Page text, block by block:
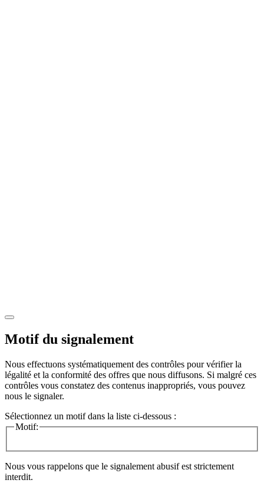
Motif du signalement
Nous effectuons systématiquement des contrôles pour vérifier la
légalité et la conformité des offres que nous diffusons. Si malgré ces
contrôles vous constatez des contenus inappropriés, vous pouvez
nous le signaler.
Sélectionnez un motif dans la liste ci-dessous :
Motif:
Nous vous rappelons que le signalement abusif est strictement
interdit.